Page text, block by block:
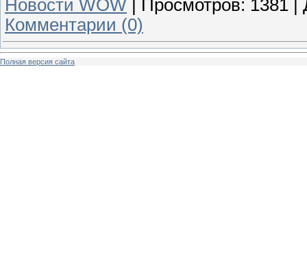
Новости WOW
Просмотров: 1381
Комментарии (0)
Полная версия сайта